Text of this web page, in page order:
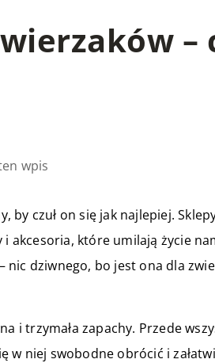
–
wpis
by czuł on się jak najlepiej.
akcesoria, które umilają życie
nic dziwnego, bo jest ona dla
i trzymała zapachy. Przede
w niej swobodne obrócić i